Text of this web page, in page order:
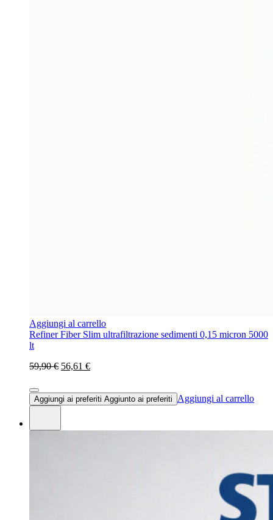
Aggiungi al carrello
Refiner Fiber Slim ultrafiltrazione sedimenti 0,15 micron 5000
lt
59,90 € 56,61 €
Aggiungi ai preferiti Aggiunto ai preferiti Aggiungi al carrello